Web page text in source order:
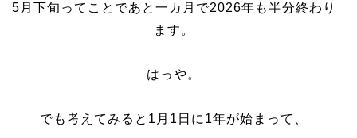
5月下旬ってことであと一カ月で2026年も半分終わり
ます。
はっや。
でも考えてみると1月1日に1年が始まって、